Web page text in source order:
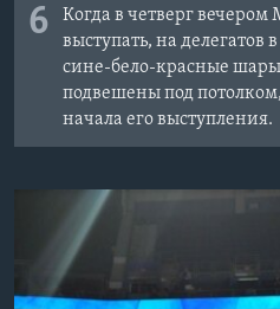
6
Когда в четверг
выступать, на делегатов
сине-бело-красные
подвешены под
начала его выступления.